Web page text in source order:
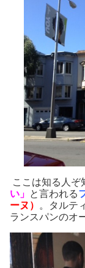
ここは知る人ぞ
い」 と言われる
ーヌ）
。タルテ
ランスパンのオ